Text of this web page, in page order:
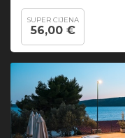
SUPER CIJENA
56,00 €